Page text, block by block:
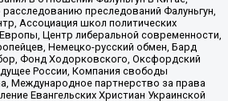
преследований Фалуньгун,
Ассоциация школ политических
Центр либеральной современности,
Немецко-русский обмен, Бард
Фонд Ходорковского, Оксфордский
России, Компания свободы
Международное партнерство за права
Евангельских Христиан Украинской